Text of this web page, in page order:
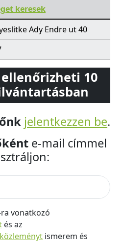
keresek
Ady Endre ut 40
ellenőrizheti 10
jelentkezzen be.
e-mail címmel
vonatkozó
és az
ismerem és